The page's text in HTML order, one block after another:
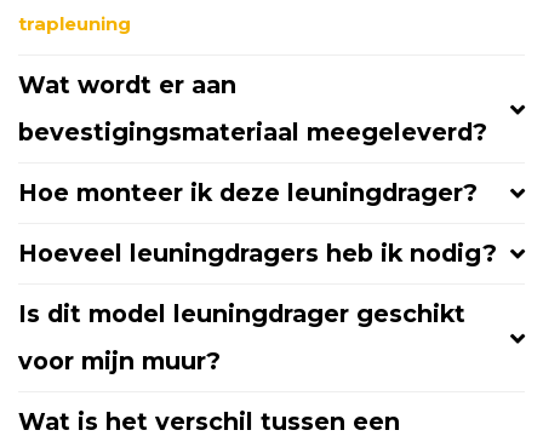
trapleuning
Wat wordt er aan
bevestigingsmateriaal meegeleverd?
Hoe monteer ik deze leuningdrager?
Hoeveel leuningdragers heb ik nodig?
Is dit model leuningdrager geschikt
voor mijn muur?
Wat is het verschil tussen een